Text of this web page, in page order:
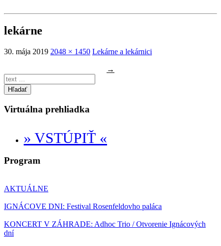
lekárne
30. mája 2019 2048 × 1450 Lekárne a lekárnici
→
Hľadať
Virtuálna prehliadka
» VSTÚPIŤ «
Program
AKTUÁLNE
IGNÁCOVE DNI: Festival Rosenfeldovho paláca
KONCERT V ZÁHRADE: Adhoc Trio / Otvorenie Ignácových
dní